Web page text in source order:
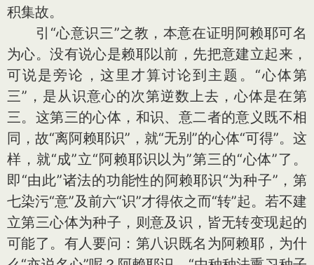
积集故。
引“心意识三”之教，本意在证明阿赖耶可名
为心。没有说心是赖耶以前，先把意建立起来，
可说是旁论，这里才算讨论到主题。“心体第
三”，是从识意心的次第逆数上去，心体是在第
三。这第三的心体，和识、意二者的意义既不相
同，故“离阿赖耶识”，就“无别”的心体“可得”。这
样，就“成”立“阿赖耶识以为”第三的“心体”了。
即“由此”诸法的功能性的阿赖耶识“为种子”，第
七染污“意”及前六“识”才得依之而“转”起。若不建
立第三心体为种子，则意及识，皆无转变现起的
可能了。有人要问：第八识既名为阿赖耶，为什